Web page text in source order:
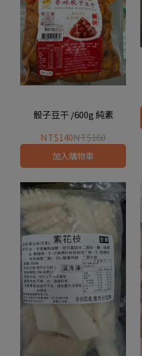
骰子豆干 /600g 純素
NT$140NT$160
加入購物車